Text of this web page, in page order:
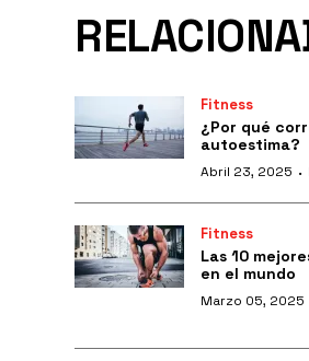
Fitness
¿Por qué
autoestima?
Abril 23, 2025 ·
Fitness
Las 10
en el mundo
Marzo 05, 2025